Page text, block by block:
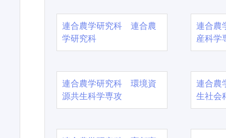
連合農学研究科 連合農
学研究科
連合農
産科学
連合農学研究科 環境資
源共生科学専攻
連合農
生社会